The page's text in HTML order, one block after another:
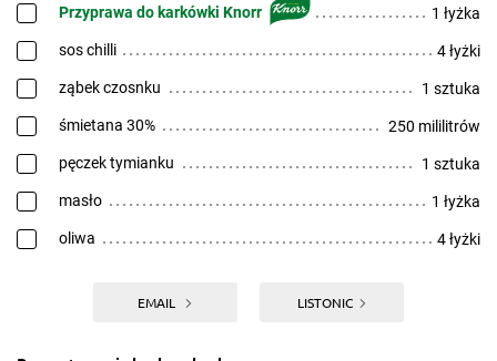
Przyprawa do karkówki Knorr 1 łyżka
sos chilli 4 łyżki
ząbek czosnku 1 sztuka
śmietana 30% 250 mililitrów
pęczek tymianku 1 sztuka
masło 1 łyżka
oliwa 4 łyżki
EMAIL LISTONIC